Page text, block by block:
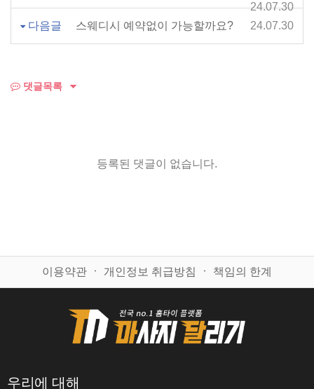
24.07.30
다음글
스웨디시 예약없이 가능할까요? 24.07.30
댓글목록
등록된 댓글이 없습니다.
이용약관 ㆍ 개인정보 취급방침 ㆍ 책임의 한계
우리에 대해